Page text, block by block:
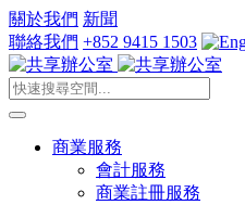
關於我們 新聞
聯絡我們 +852 9415 1503
商業服務
會計服務
商業註冊服務